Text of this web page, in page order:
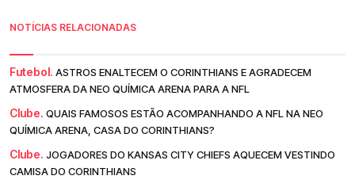
NOTÍCIAS RELACIONADAS
Futebol. ASTROS ENALTECEM O CORINTHIANS E AGRADECEM
ATMOSFERA DA NEO QUÍMICA ARENA PARA A NFL
Clube. QUAIS FAMOSOS ESTÃO ACOMPANHANDO A NFL NA NEO
QUÍMICA ARENA, CASA DO CORINTHIANS?
Clube. JOGADORES DO KANSAS CITY CHIEFS AQUECEM VESTINDO
CAMISA DO CORINTHIANS